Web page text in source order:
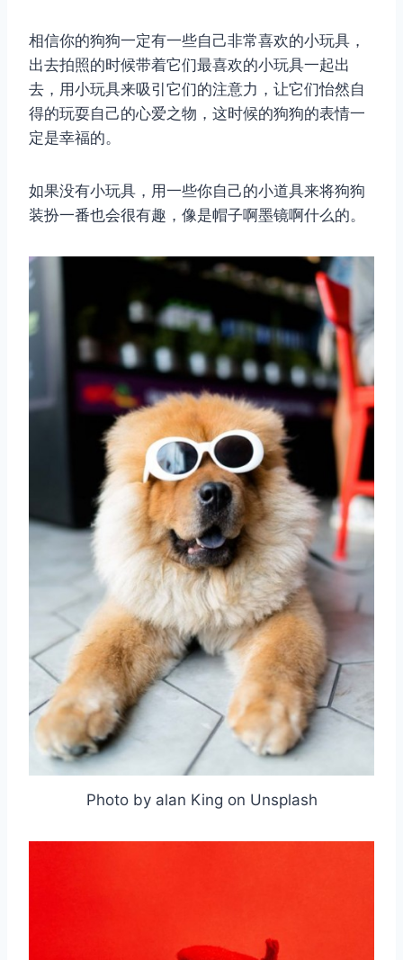
相信你的狗狗一定有一些自己非常喜欢的小玩具，
出去拍照的时候带着它们最喜欢的小玩具一起出
去，用小玩具来吸引它们的注意力，让它们怡然自
得的玩耍自己的心爱之物，这时候的狗狗的表情一
定是幸福的。
如果没有小玩具，用一些你自己的小道具来将狗狗
装扮一番也会很有趣，像是帽子啊墨镜啊什么的。
Photo by alan King on Unsplash